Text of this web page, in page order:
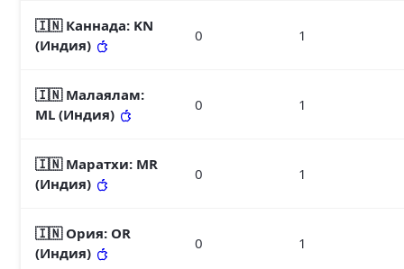
🇮🇳 Каннада: KN
(Индия)
0 1
🇮🇳 Малаялам:
ML (Индия)
0 1
🇮🇳 Маратхи: MR
(Индия)
0 1
🇮🇳 Ория: OR
(Индия)
0 1